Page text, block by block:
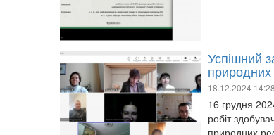
Успішний
природних
18.12.2024 14:28
16 грудня
робіт
природних